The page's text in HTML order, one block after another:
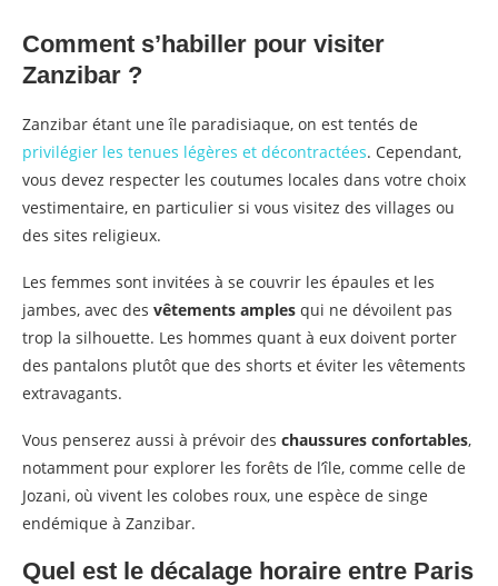
Comment s’habiller pour visiter
Zanzibar ?
Zanzibar étant une île paradisiaque, on est tentés de
privilégier les tenues légères et décontractées. Cependant,
vous devez respecter les coutumes locales dans votre choix
vestimentaire, en particulier si vous visitez des villages ou
des sites religieux.
Les femmes sont invitées à se couvrir les épaules et les
jambes, avec des vêtements amples qui ne dévoilent pas
trop la silhouette. Les hommes quant à eux doivent porter
des pantalons plutôt que des shorts et éviter les vêtements
extravagants.
Vous penserez aussi à prévoir des chaussures confortables,
notamment pour explorer les forêts de l’île, comme celle de
Jozani, où vivent les colobes roux, une espèce de singe
endémique à Zanzibar.
Quel est le décalage horaire entre Paris